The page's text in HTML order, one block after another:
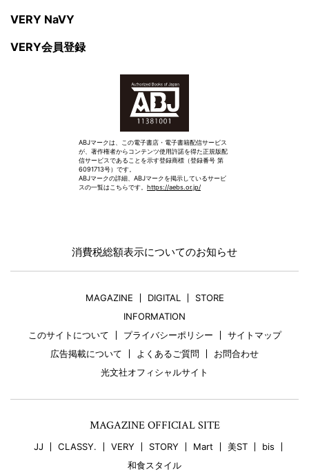
VERY NaVY
VERY会員登録
ABJマークは、この電子書店・電子書籍配信サービス
が、著作権者からコンテンツ使用許諾を得た正規版配
信サービスであることを示す登録商標（登録番号 第
6091713号）です。
ABJマークの詳細、ABJマークを掲示しているサービ
スの一覧はこちらです。 https://aebs.or.jp/
消費税総額表示についてのお知らせ
MAGAZINE DIGITAL
STORE
INFORMATION
このサイトについて
プライバシーポリシー
サイトマップ
広告掲載について
よくあるご質問
お問合わせ
光文社オフィシャルサイト
MAGAZINE OFFICIAL SITE
JJ CLASSY. VERY STORY Mart 美ST
bis
和食スタイル